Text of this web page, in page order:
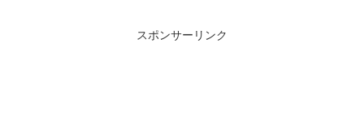
スポンサーリンク